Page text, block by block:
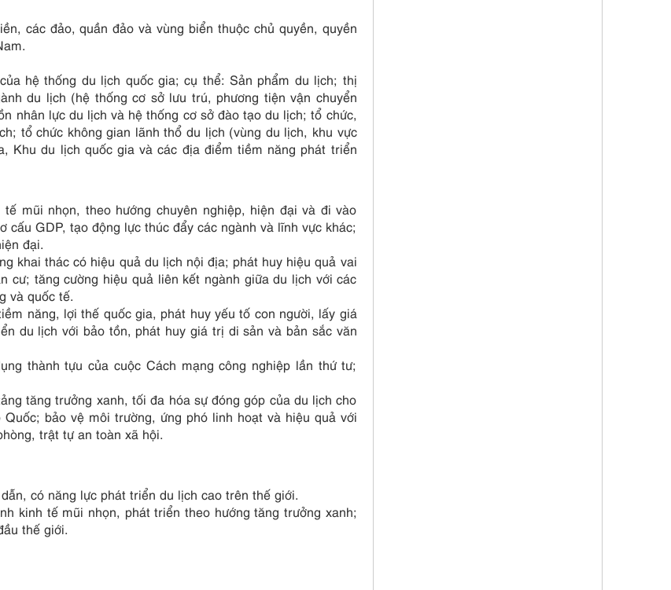
các đảo, quần đảo và vùng biển thuộc chủ quyền, quyền
hệ thống du lịch quốc gia; cụ thể: Sản phẩm du lịch; thị
du lịch (hệ thống cơ sở lưu trú, phương tiện vận chuyển
nhân lực du lịch và hệ thống cơ sở đào tạo du lịch; tổ chức,
tổ chức không gian lãnh thổ du lịch (vùng du lịch, khu vực
Khu du lịch quốc gia và các địa điểm tiềm năng phát triển
mũi nhọn, theo hướng chuyên nghiệp, hiện đại và đi vào
GDP, tạo động lực thúc đẩy các ngành và lĩnh vực khác;
đại.
khai thác có hiệu quả du lịch nội địa; phát huy hiệu quả vai
cư; tăng cường hiệu quả liên kết ngành giữa du lịch với các
và quốc tế.
năng, lợi thế quốc gia, phát huy yếu tố con người, lấy giá
du lịch với bảo tồn, phát huy giá trị di sản và bản sắc văn
thành tựu của cuộc Cách mạng công nghiệp lần thứ tư;
tăng trưởng xanh, tối đa hóa sự đóng góp của du lịch cho
bảo vệ môi trường, ứng phó linh hoạt và hiệu quả với
trật tự an toàn xã hội.
có năng lực phát triển du lịch cao trên thế giới.
kinh tế mũi nhọn, phát triển theo hướng tăng trưởng xanh;
thế giới.